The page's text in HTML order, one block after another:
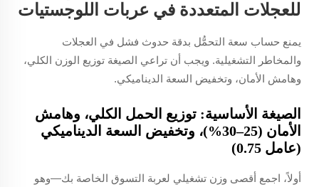
للعجلات المتعددة في عربات اللوجستيات
يمنع حساب سعة التحمُّل بدقة حدوث فشل في العجلات
والمخاطر التشغيلية. ويجب أن تراعي الصيغة توزيع الوزن الكلي،
وهامش الأمان، وتخفيض السعة الديناميكي.
الصيغة الأساسية: توزيع الحمل الكلي، وهامش
الأمان (25–30%)، وتخفيض السعة الديناميكي
(عامل 0.75)
أولاً، اجمع أقصى وزن تشغيلي لعربة التسوق الخاصة بك—وهو